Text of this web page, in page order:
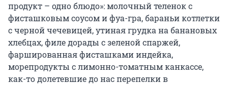
продукт – одно блюдо»: молочный теленок с
фисташковым соусом и фуа-гра, бараньи котлетки
с черной чечевицей, утиная грудка на банановых
хлебцах, филе дорады с зеленой спаржей,
фаршированная фисташками индейка,
морепродукты с лимонно-томатным канкассе,
как-то долетевшие до нас перепелки в